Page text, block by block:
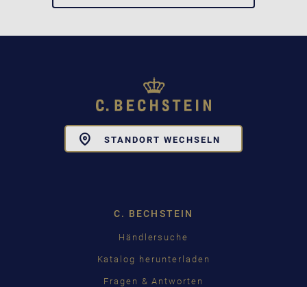
STANDORT WECHSELN
C. BECHSTEIN
Händlersuche
Katalog herunterladen
Fragen & Antworten